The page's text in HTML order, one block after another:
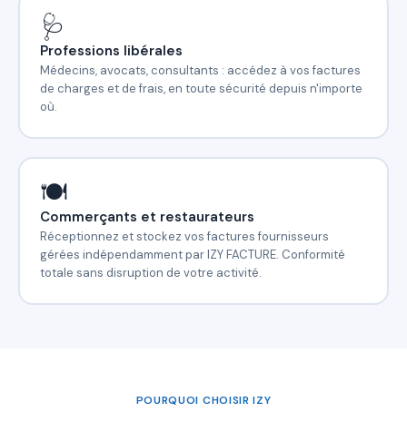
🩺
Professions libérales
Médecins, avocats, consultants : accédez à vos factures
de charges et de frais, en toute sécurité depuis n'importe
où.
🍽️
Commerçants et restaurateurs
Réceptionnez et stockez vos factures fournisseurs
gérées indépendamment par IZY FACTURE. Conformité
totale sans disruption de votre activité.
POURQUOI CHOISIR IZY